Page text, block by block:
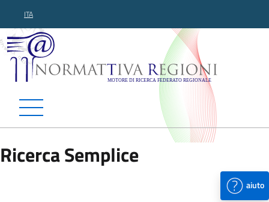
ITA
Normattiva Regioni -
Ricerca Semplice
aiuto